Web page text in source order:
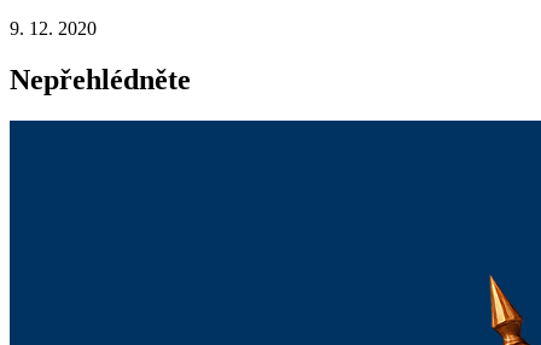
9. 12. 2020
Nepřehlédněte